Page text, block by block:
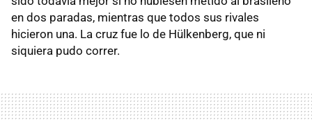
en dos paradas, mientras que todos sus rivales
hicieron una. La cruz fue lo de Hülkenberg, que ni
siquiera pudo correr.